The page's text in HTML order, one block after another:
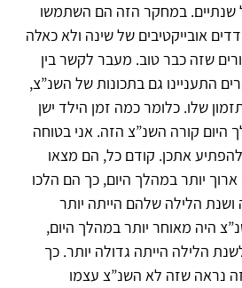
שנתיים. במחקר הזה הם השתמשו
אובייקטיבים של שינה ולא כאלה
שזה כבר טוב. מעבר לקשר בין
התעניינו גם בתכונות של השנ”צ,
שלו. כלומר כמה זמן הילד ישן
היום קורה השנ”צ הזה. אני בטוחה
אתכן. קודם כל, הם מצאו
ארוך יותר במהלך היום, כך הם הלכו
ושנת הלילה שלהם הייתה יותר
היה מאוחר יותר במהלך היום,
לשנת הלילה הייתה גדולה יותר. כך
נראה שזה לא השנ”צ עצמו